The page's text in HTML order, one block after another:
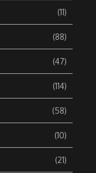
(11)
(88)
(47)
(114)
(58)
(10)
(21)